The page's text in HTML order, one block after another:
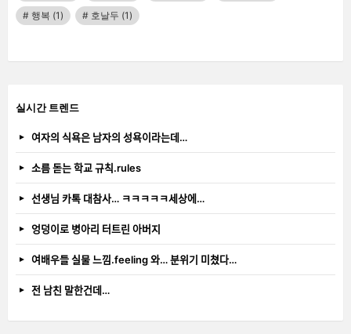
행복 (1) 호날두 (1)
실시간 트렌드
여자의 식욕은 남자의 성욕이라는데…
소름 돋는 학교 규칙.rules
선생님 카톡 대참사… ㅋㅋㅋㅋㅋ세상에…
엉덩이로 병아리 터트린 아버지
여배우들 실물 느낌.feeling 와… 분위기 미쳤다…
전 남친 말한건데…